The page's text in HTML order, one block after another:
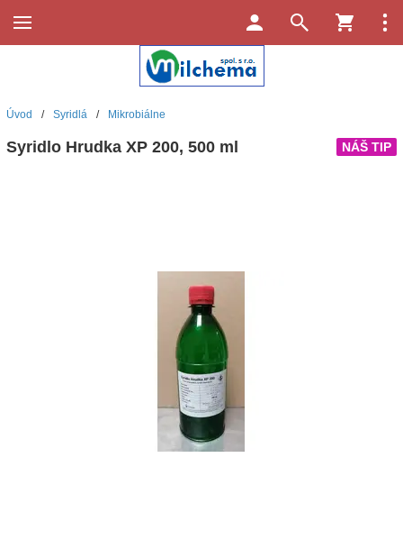
Úvod / Syridlá / Mikrobiálne
NÁŠ TIP
Syridlo Hrudka XP 200, 500 ml